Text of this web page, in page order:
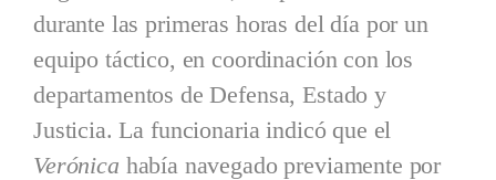
durante las primeras horas del día por un
equipo táctico, en coordinación con los
departamentos de Defensa, Estado y
Justicia. La funcionaria indicó que el
Verónica había navegado previamente por